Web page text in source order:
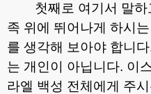
첫째로 여기서 말
족 위에 뛰어나게 하시
를 생각해 보아야 합니다
는 개인이 아닙니다. 이
라엘 백성 전체에게 주